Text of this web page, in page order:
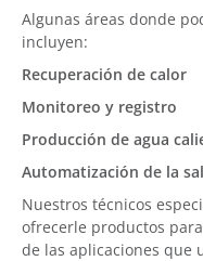
Algunas áreas donde
incluyen:
Recuperación de calor
Monitoreo y registro
Producción de agua
Automatización de la
Nuestros técnicos
ofrecerle productos
de las aplicaciones que